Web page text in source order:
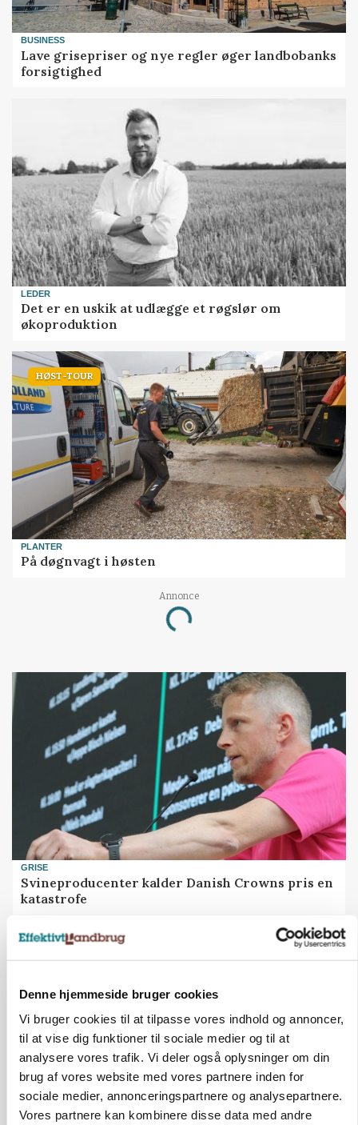
Denne hjemmeside bruger cookies
Vi bruger cookies til at tilpasse vores indhold og annoncer,
til at vise dig funktioner til sociale medier og til at
analysere vores trafik. Vi deler også oplysninger om din
brug af vores website med vores partnere inden for
sociale medier, annonceringspartnere og analysepartnere.
Vores partnere kan kombinere disse data med andre
BUSINESS
Lave grisepriser og nye regler øger landbobanks
forsigtighed
LEDER
Det er en uskik at udlægge et røgslør om
økoproduktion
HØST-TOUR
PLANTER
På døgnvagt i høsten
Annonce
Loading...
GRISE
Svineproducenter kalder Danish Crowns pris en
katastrofe